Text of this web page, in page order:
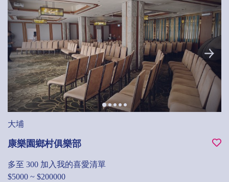
大埔
康樂園鄉村俱樂部
多至 300 加入我的喜愛清單
$5000 ~ $200000